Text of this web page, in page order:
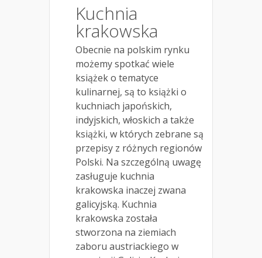
Kuchnia
krakowska
Obecnie na polskim rynku
możemy spotkać wiele
książek o tematyce
kulinarnej, są to książki o
kuchniach japońskich,
indyjskich, włoskich a także
książki, w których zebrane są
przepisy z różnych regionów
Polski. Na szczególną uwagę
zasługuje kuchnia
krakowska inaczej zwana
galicyjską. Kuchnia
krakowska została
stworzona na ziemiach
zaboru austriackiego w